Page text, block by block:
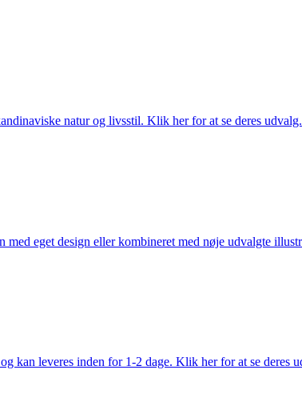
natur og livsstil. Klik her for at se deres udvalg.
eget design eller kombineret med nøje udvalgte
kan leveres inden for 1-2 dage. Klik her for at se deres